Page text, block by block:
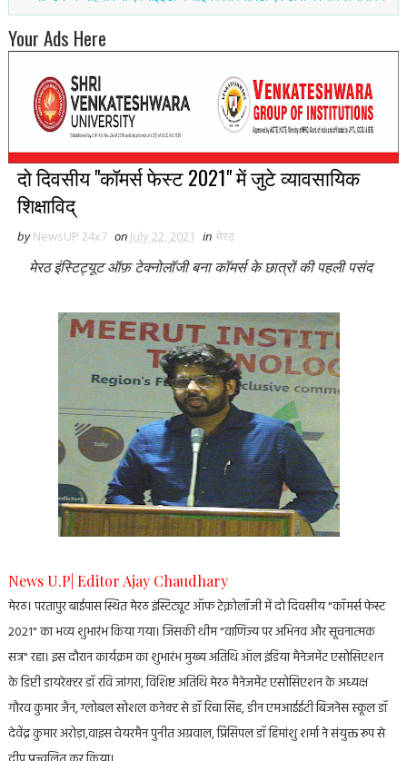
Your Ads Here
दो दिवसीय "कॉमर्स फेस्ट 2021" में जुटे व्यावसायिक
शिक्षाविद्
by NewsUP 24x7 on July 22, 2021 in मेरठ
मेरठ इंस्टिट्यूट ऑफ़ टेक्नोलॉजी बना कॉमर्स के छात्रों की पहली पसंद
News U.P| Editor Ajay Chaudhary
मेरठ। परतापुर बाईपास स्थित मेरठ इंस्टिट्यूट ऑफ टेक्नोलॉजी में दो दिवसीय "कॉमर्स फेस्ट
2021" का भव्य शुभारंभ किया गया। जिसकी थीम "वाणिज्य पर अभिनव और सूचनात्मक
सत्र" रहा। इस दौरान कार्यक्रम का शुभारंभ मुख्य अतिथि ऑल इंडिया मैनेजमेंट एसोसिएशन
के डिप्टी डायरेक्टर डॉ रवि जांगरा, विशिष्ट अतिथि मेरठ मैनेजमेंट एसोसिएशन के अध्यक्ष
गौरव कुमार जैन, ग्लोबल सोशल कनेक्ट से डॉ रिचा सिंह, डीन एमआईईटी बिजनेस स्कूल डॉ
देवेंद्र कुमार अरोड़ा,वाइस चेयरमैन पुनीत अग्रवाल, प्रिंसिपल डॉ हिमांशु शर्मा ने संयुक्त रूप से